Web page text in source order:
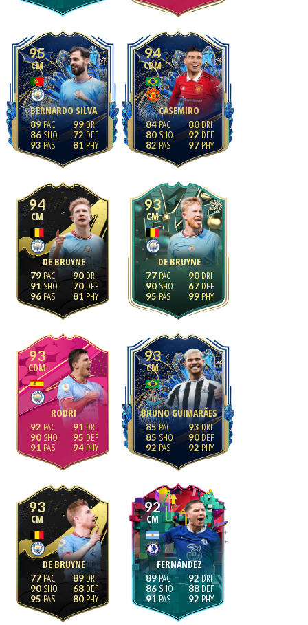
95
CM
BERNARDO SILVA
89
86
93
99
72
81
94
CDM
CASEMIRO
84
80
82
80
92
97
94
CM
DE BRUYNE
79
91
96
90
70
81
93
CM
DE BRUYNE
77
90
95
90
67
99
93
CDM
RODRI
92
90
91
91
95
94
93
CM
BRUNO GUIMARÃES
85
85
92
93
90
92
93
CM
DE BRUYNE
77
90
95
89
68
80
92
CM
FERNÁNDEZ
89
86
91
92
88
92